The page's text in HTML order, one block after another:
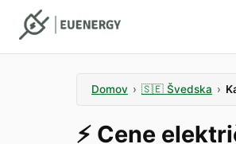
Domov › 🇸🇪 Švedska ›
⚡️ Cene